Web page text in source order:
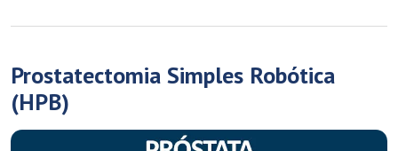
Prostatectomia Simples Robótica
(HPB)